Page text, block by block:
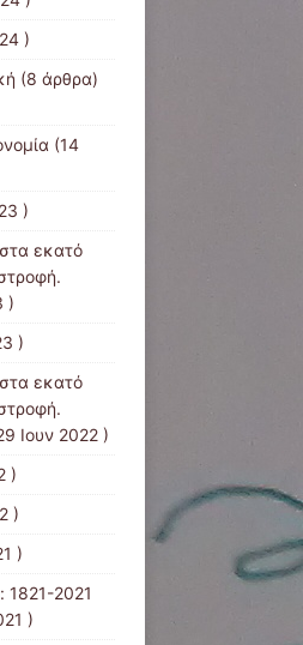
)
(8 άρθρα)
(14
)
εκατό
)
)
εκατό
Ιουν 2022 )
)
)
)
1821-2021
)